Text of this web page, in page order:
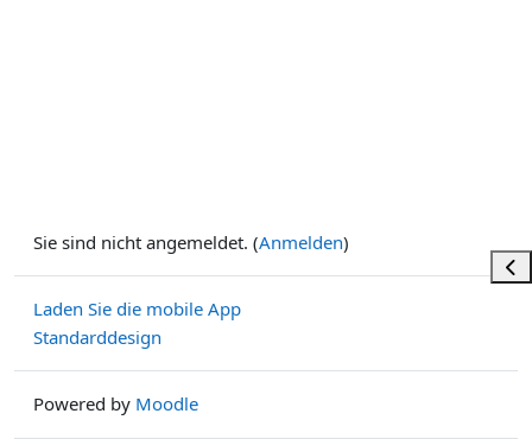
Sie sind nicht angemeldet. (Anmelden)
Laden Sie die mobile App
Standarddesign
Powered by Moodle